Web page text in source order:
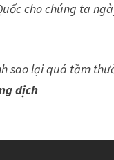
cho chúng ta
sao lại quá tầm
dịch